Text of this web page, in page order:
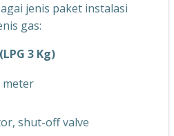
jenis paket instalasi
gas:
3 Kg)
meter
shut-off valve